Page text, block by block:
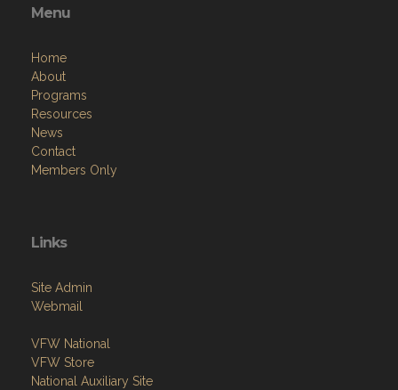
Menu
Home
About
Programs
Resources
News
Contact
Members Only
Links
Site Admin
Webmail
VFW National
VFW Store
National Auxiliary Site